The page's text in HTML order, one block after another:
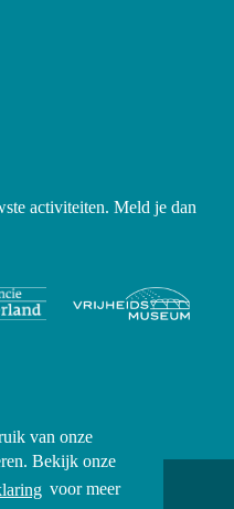
van onze
Bekijk onze
voor meer
activiteiten. Meld je dan